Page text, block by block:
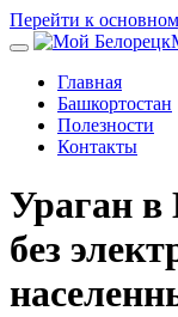
Перейти к
Главная
Башкортостан
Полезности
Контакты
Ураган
без